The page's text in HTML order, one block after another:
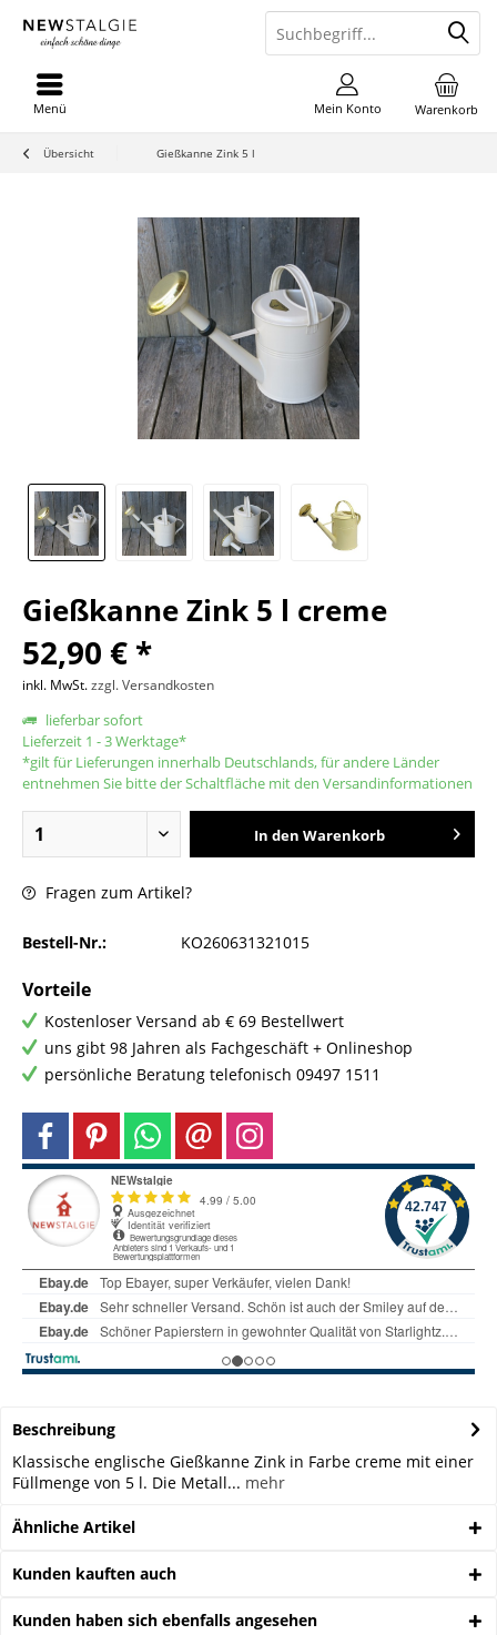
Warenkorb
Mein Konto
Menü
Übersicht Gießkanne Zink 5 l
Gießkanne Zink 5 l creme
52,90 € *
inkl. MwSt.zzgl. Versandkosten
lieferbar sofort
Lieferzeit 1 - 3 Werktage*
*gilt für Lieferungen innerhalb Deutschlands, für andere Länder
entnehmen Sie bitte der Schaltfläche mit den Versandinformationen
In den Warenkorb
Fragen zum Artikel?
Bestell-Nr.: KO260631321015
Vorteile
Kostenloser Versand ab € 69 Bestellwert
uns gibt 98 Jahren als Fachgeschäft + Onlineshop
persönliche Beratung telefonisch 09497 1511
Beschreibung
Klassische englische Gießkanne Zink in Farbe creme mit einer
Füllmenge von 5 l. Die Metall... mehr
Ähnliche Artikel
Kunden kauften auch
Kunden haben sich ebenfalls angesehen